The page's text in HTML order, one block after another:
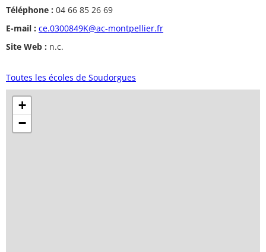
Téléphone : 04 66 85 26 69
E-mail : ce.0300849K@ac-montpellier.fr
Site Web : n.c.
Toutes les écoles de Soudorgues
+
−